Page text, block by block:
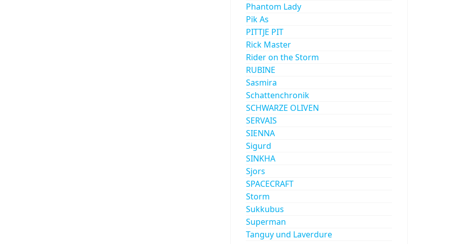
Phantom Lady
Pik As
PITTJE PIT
Rick Master
Rider on the Storm
RUBINE
Sasmira
Schattenchronik
SCHWARZE OLIVEN
SERVAIS
SIENNA
Sigurd
SINKHA
Sjors
SPACECRAFT
Storm
Sukkubus
Superman
Tanguy und Laverdure